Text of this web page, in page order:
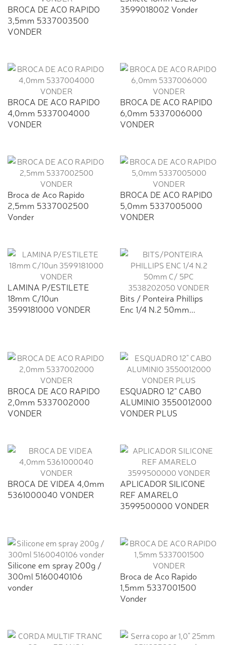
BROCA DE ACO RAPIDO
3,5mm 5337003500
VONDER
3599018002 Vonder
BROCA DE ACO RAPIDO
4,0mm 5337004000
VONDER
BROCA DE ACO RAPIDO
6,0mm 5337006000
VONDER
Broca de Aco Rapido
2,5mm 5337002500
Vonder
BROCA DE ACO RAPIDO
5,0mm 5337005000
VONDER
LAMINA P/ESTILETE
18mm C/10un
3599181000 VONDER
Bits / Ponteira Phillips
Enc 1/4 N.2 50mm...
BROCA DE ACO RAPIDO
2,0mm 5337002000
VONDER
ESQUADRO 12" CABO
ALUMINIO 3550012000
VONDER PLUS
BROCA DE VIDEA 4,0mm
5361000040 VONDER
APLICADOR SILICONE
REF AMARELO
3599500000 VONDER
Silicone em spray 200g /
300ml 5160040106
vonder
Broca de Aco Rapido
1,5mm 5337001500
Vonder